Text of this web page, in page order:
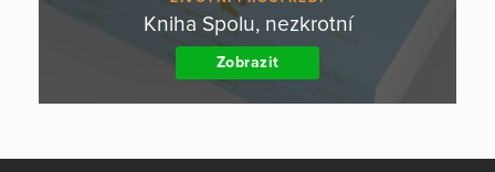
Kniha Spolu, nezkrotní
Zobrazit